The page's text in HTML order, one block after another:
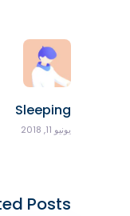
Sleeping
يونيو 11, 2018
Posts